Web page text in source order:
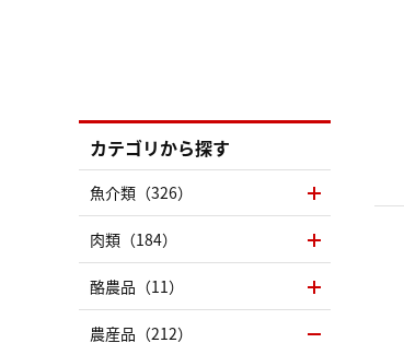
カテゴリから探す
魚介類（326）
肉類（184）
酪農品（11）
農産品（212）